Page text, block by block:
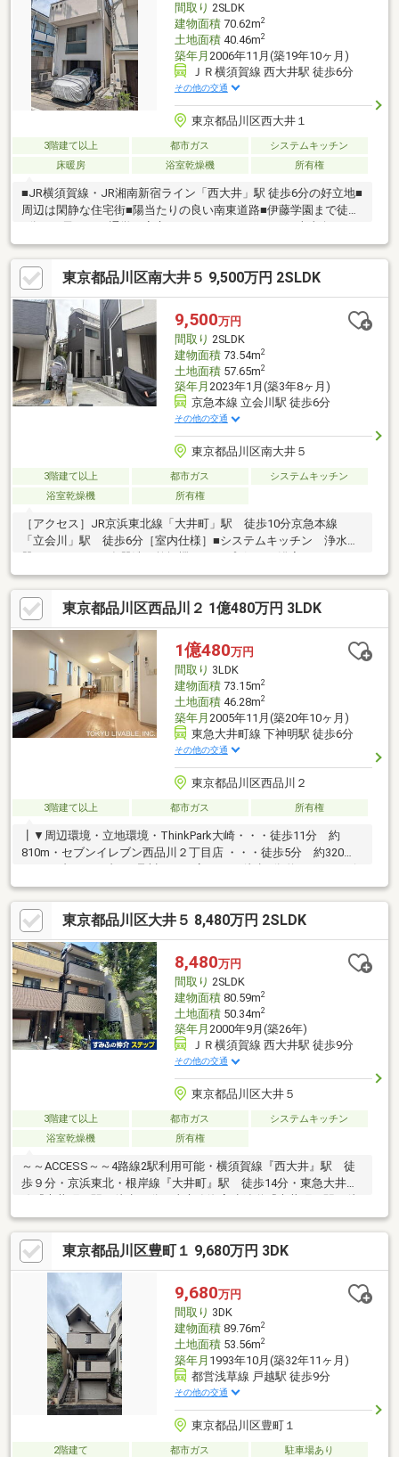
間取り 2SLDK
建物面積70.62m2
土地面積40.46m2
築年月 2006年11月(築19年10ヶ月)
ＪＲ横須賀線 西大井駅 徒歩6分
その他の交通
東京都品川区西大井１
3階建て以上 都市ガス
システムキッチン
床暖房
浴室乾燥機 所有権
■JR横須賀線・JR湘南新宿ライン「西大井」駅 徒歩6分の好立地■
周辺は閑静な住宅街■陽当たりの良い南東道路■伊藤学園まで徒歩
2分！お子さまの通学も安心です■カースペースあり■南東向きの
陽当たりと、整形地ならではの使いやすさが魅力■全室二面採光
につき、採光・通風に優れた住まい■空室の為、お気兼ね無くご
見学いただけます！
東京都品川区南大井５ 9,500万円 2SLDK
9,500万円
間取り 2SLDK
建物面積73.54m2
土地面積57.65m2
築年月 2023年1月(築3年8ヶ月)
京急本線 立会川駅 徒歩6分
その他の交通
東京都品川区南大井５
3階建て以上 都市ガス
システムキッチン
浴室乾燥機
所有権
［アクセス］JR京浜東北線「大井町」駅 徒歩10分京急本線
「立会川」駅 徒歩6分［室内仕様］■システムキッチン 浄水
ズ） LIXIL Ariseシリーズ 浴室乾燥機■節水トイレ■制振装置
GVA
東京都品川区西品川２ 1億480万円 3LDK
1億480万円
間取り 3LDK
建物面積73.15m2
土地面積46.28m2
築年月 2005年11月(築20年10ヶ月)
東急大井町線 下神明駅 徒歩6分
その他の交通
東京都品川区西品川２
3階建て以上 都市ガス 所有権
┃▼周辺環境・立地環境・ThinkPark大崎・・・徒歩11分 約
810m・セブンイレブン西品川２丁目店 ・・・徒歩5分 約320
m・セブンイレブン西品川２丁目店・・・ 徒歩5分 約330 m・一般
病院 内科 三ッ木診療所・・・ 徒歩3分 約190 m・しながわ中央
公園 ・・・徒歩6分 約420 m・品川区役所・・・ 徒歩7分 約
520 m・キッズガーデン西品川・・・ 徒歩3分 約170 m・三木小
学校 ・・・徒歩 約520 m・大崎中学校・・・徒歩 約 690 m・
大井町トラックス・・・徒歩14分 約950m話題の「大井町トラッ
クス」徒歩圏
東京都品川区大井５ 8,480万円 2SLDK
8,480万円
間取り 2SLDK
建物面積80.59m2
土地面積50.34m2
築年月 2000年9月(築26年)
ＪＲ横須賀線 西大井駅 徒歩9分
その他の交通
東京都品川区大井５
3階建て以上 都市ガス
システムキッチン
浴室乾燥機
所有権
～～ACCESS～～4路線2駅利用可能・横須賀線『西大井』駅 徒
歩９分・京浜東北・根岸線『大井町』駅 徒歩14分・東急大井町
歩15分～～POINT～～・落ち着いたグレーとベージュを基調とし
た、スタイリッシュでモダンな外観デザイン・玄関前は十分な広
さがあります。～～周辺環境～～・セブン-イレブン大井店まで約
40m 徒歩１分・やまなか公園まで約100m 徒歩２分・文化堂
西大井店まで約600m 徒歩８分・ＯＩＭＡＣＨＩ ＴＲＡＣＫＳ
まで約1300m 徒歩１７分
東京都品川区豊町１ 9,680万円 3DK
9,680万円
間取り 3DK
建物面積89.76m2
土地面積53.56m2
築年月 1993年10月(築32年11ヶ月)
都営浅草線 戸越駅 徒歩9分
その他の交通
東京都品川区豊町１
2階建て 都市ガス 駐車場あり